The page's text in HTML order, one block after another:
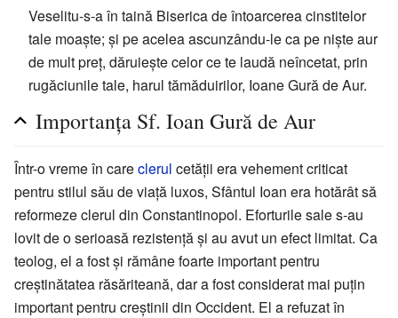
Veselitu-s-a în taină Biserica de întoarcerea cinstitelor
tale moaște; și pe acelea ascunzându-le ca pe niște aur
de mult preț, dăruiește celor ce te laudă neîncetat, prin
rugăciunile tale, harul tămăduirilor, Ioane Gură de Aur.
Importanța Sf. Ioan Gură de Aur
Într-o vreme în careclerul cetății era vehement criticat
pentru stilul său de viață luxos, Sfântul Ioan era hotărât să
reformeze clerul din Constantinopol. Eforturile sale s-au
lovit de o serioasă rezistență și au avut un efect limitat. Ca
teolog, el a fost și rămâne foarte important pentru
creștinătatea răsăriteană, dar a fost considerat mai puțin
important pentru creștinii din Occident. El a refuzat în